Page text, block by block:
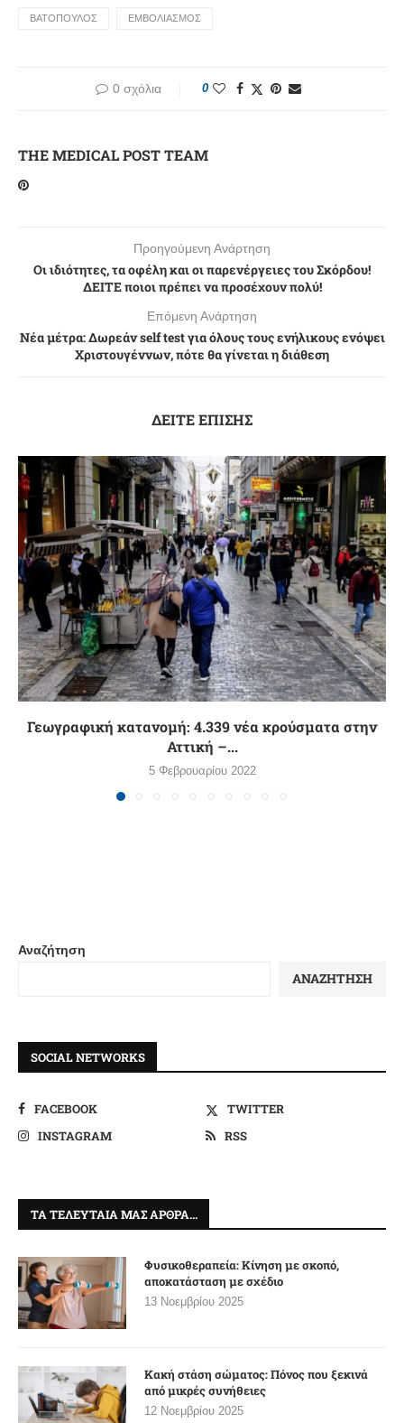
BATOΠΟΥΛΟΣ ΕΜΒΟΛΙΑΣΜΟΣ
0 σχόλια 0
THE MEDICAL POST TEAM
Προηγούμενη Ανάρτηση
Οι ιδιότητες, τα οφέλη και οι παρενέργειες του Σκόρδου!
ΔΕΙΤΕ ποιοι πρέπει να προσέχουν πολύ!
Επόμενη Ανάρτηση
Νέα μέτρα: Δωρεάν self test για όλους τους ενήλικους ενόψει
Χριστουγέννων, πότε θα γίνεται η διάθεση
ΔΕΙΤΕ ΕΠΙΣΗΣ
Γεωγραφική κατανομή: 4.339 νέα κρούσματα στην
Αττική –...
5 Φεβρουαρίου 2022
Αναζήτηση
ΑΝΑΖΉΤΗΣΗ
SOCIAL NETWORKS
FACEBOOK
TWITTER
INSTAGRAM
RSS
ΤΑ ΤΕΛΕΥΤΑΊΑ ΜΑΣ ΆΡΘΡΑ…
Φυσικοθεραπεία: Κίνηση με σκοπό,
αποκατάσταση με σχέδιο
13 Νοεμβρίου 2025
Κακή στάση σώματος: Πόνος που ξεκινά
από μικρές συνήθειες
12 Νοεμβρίου 2025